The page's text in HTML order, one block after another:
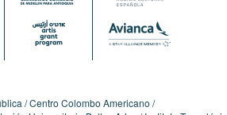
Centro Colombo Americano